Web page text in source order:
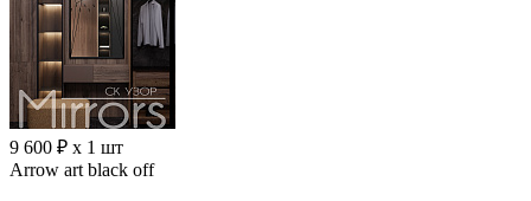
9 600 ₽ x 1 шт
Arrow art black off